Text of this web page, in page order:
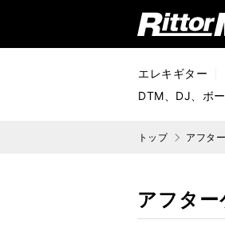
リットーミュージック (Rittor
エレキギター
DTM、DJ、ボ
トップ アフタ
アフター